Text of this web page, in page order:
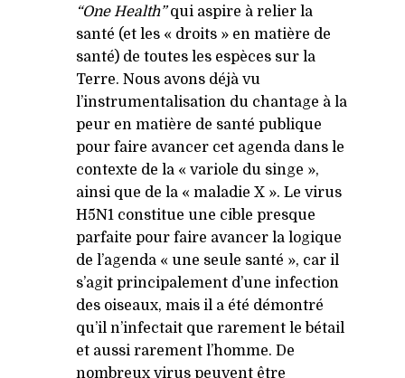
“One Health”qui aspire à relier la
santé (et les « droits » en matière de
santé) de toutes les espèces sur la
Terre. Nous avons déjà vu
l’instrumentalisation du chantage à la
peur en matière de santé publique
pour faire avancer cet agenda dans le
contexte de la « variole du singe »,
ainsi que de la « maladie X ». Le virus
H5N1 constitue une cible presque
parfaite pour faire avancer la logique
de l’agenda « une seule santé », car il
s’agit principalement d’une infection
des oiseaux, mais il a été démontré
qu’il n’infectait que rarement le bétail
et aussi rarement l’homme. De
nombreux virus peuvent être